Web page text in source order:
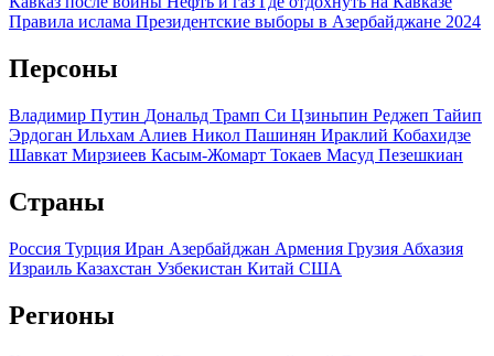
Правила ислама Президентские выборы в Азербайджане 2024
Персоны
Владимир Путин Дональд Трамп Си Цзиньпин Реджеп Тайип
Эрдоган Ильхам Алиев Никол Пашинян Ираклий Кобахидзе
Шавкат Мирзиеев Касым-Жомарт Токаев Масуд Пезешкиан
Страны
Россия Турция Иран Азербайджан Армения Грузия Абхазия
Израиль Казахстан Узбекистан Китай США
Регионы